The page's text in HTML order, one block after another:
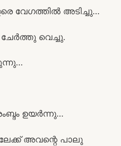
വേഗത്തിൽ അടിച്ചു…
വെച്ചു.
ഉയർന്നു…
അവന്റെ പാലു